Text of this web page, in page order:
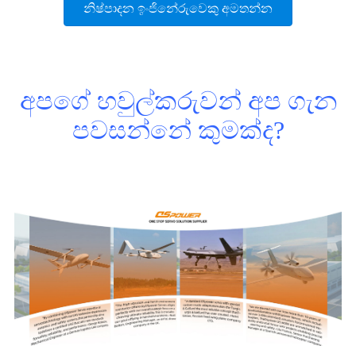
නිෂ්පාදන ඉංජිනේරුවෙකු අමතන්න
අපගේ හවුල්කරුවන් අප ගැන
පවසන්නේ කුමක්ද?